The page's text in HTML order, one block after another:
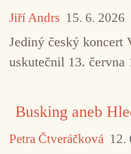
Jiří Andrs 15. 6. 2026
Jediný český koncert
uskutečnil 13. června
Busking aneb
Petra Čtveráčková 12.